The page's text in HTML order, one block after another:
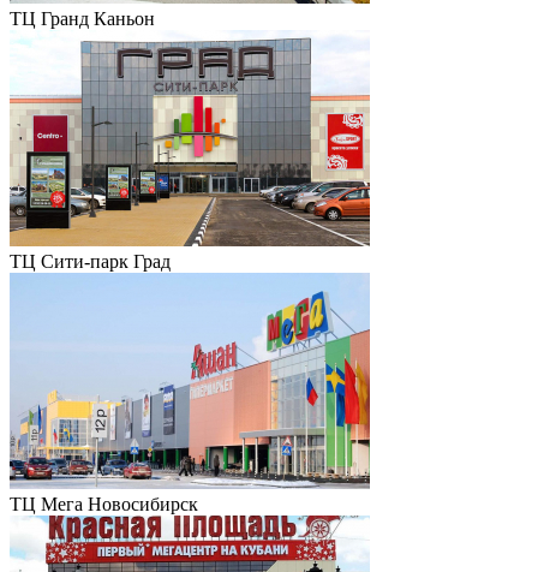
ТЦ Гранд Каньон
ТЦ Сити-парк Град
ТЦ Мега Новосибирск